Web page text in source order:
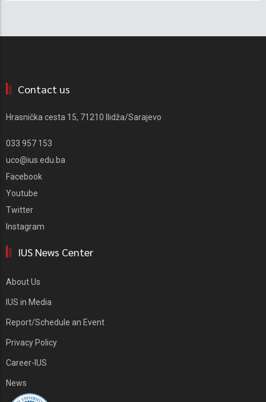
Contact us
Hrasnička cesta 15, 71210 Ilidža/Sarajevo
033 957 153
uco@ius.edu.ba
Facebook
Youtube
Twitter
Instagram
IUS News Center
About Us
IUS in Media
Report/Schedule an Event
Privacy Policy
Career-IUS
News